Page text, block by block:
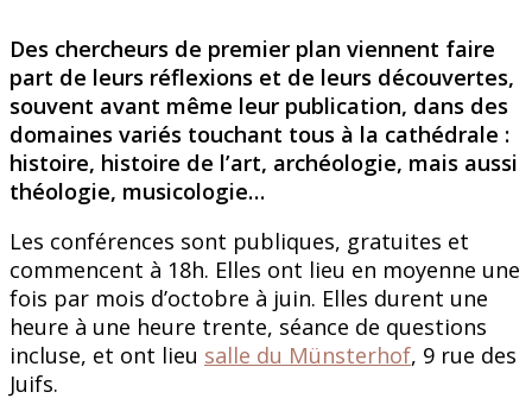
Des chercheurs de premier plan viennent faire
part de leurs réflexions et de leurs découvertes,
souvent avant même leur publication, dans des
domaines variés touchant tous à la cathédrale :
histoire, histoire de l’art, archéologie, mais aussi
théologie, musicologie…
Les conférences sont publiques, gratuites et
commencent à 18h. Elles ont lieu en moyenne une
fois par mois d’octobre à juin. Elles durent une
heure à une heure trente, séance de questions
incluse, et ont lieu salle du Münsterhof, 9 rue des
Juifs.